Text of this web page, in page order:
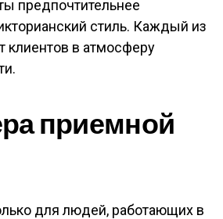
предпочтительнее
стиль. Каждый из
клиентов в атмосферу
приемной
для людей, работающих в